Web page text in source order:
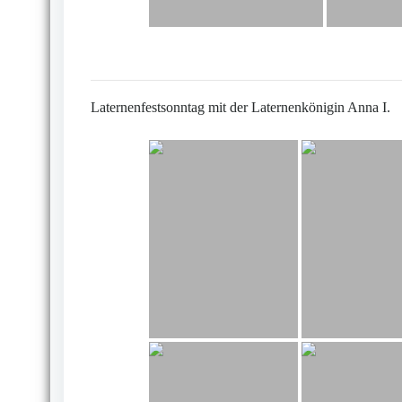
Laternenfestsonntag mit der Laternenkönigin Anna I.